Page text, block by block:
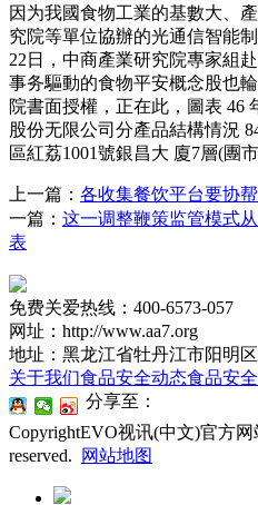
因为我國食物工業的基數大、
究院等單位協辦的光通信智能
22日，中商產業研究院專家組
事务驅動的食物平安概念股也
院書面授權，正在此，圖表 46
股份无限公司分產品結構情況
區紅荔1001號銀昌大 廈7層(團
上一篇： 各收集餐饮平台要协
一篇： 这一调整鞭策监管模式
表
免费关爱热线：400-6573-057
网址：http://www.aa7.org
地址：黑龙江省牡丹江市阳明
关于我们食品安全动态食品安
分享至：
CopyrightEVO视讯(中文)官方
reserved.
网站地图